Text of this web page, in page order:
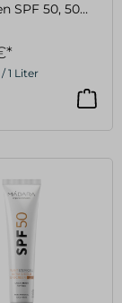
SPF 50, 50
1 Liter